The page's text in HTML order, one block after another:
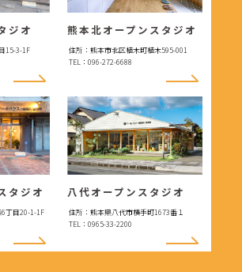
ジオ
15-3-1F
熊本北オープンスタジオ
住所：熊本市北区植木町植木595-001
TEL：096-272-6688
タジオ
丁目20-1-1F
八代オープンスタジオ
住所：熊本県八代市横手町1673番１
TEL：0965-33-2200